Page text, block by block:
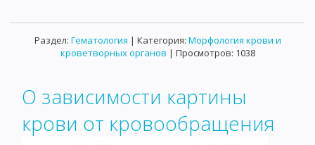
Раздел: Гематология | Категория: Морфология крови и
кроветворных органов | Просмотров: 1038
О зависимости картины
крови от кровообращения